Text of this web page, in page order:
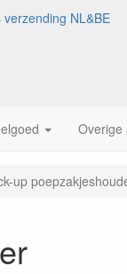
NL&BE
Overige
up